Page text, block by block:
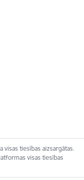
visas tiesības aizsargātas.
visas tiesības